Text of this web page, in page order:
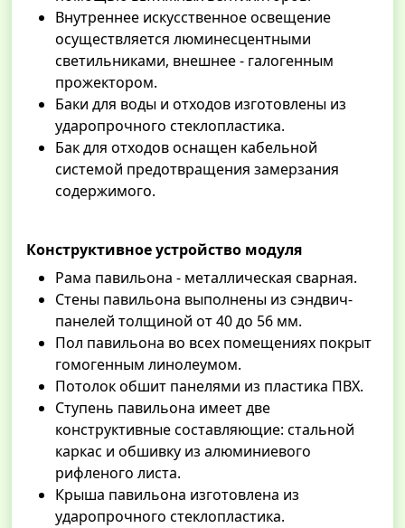
Внутреннее искусственное освещение
осуществляется люминесцентными
светильниками, внешнее - галогенным
прожектором.
Баки для воды и отходов изготовлены из
ударопрочного стеклопластика.
Бак для отходов оснащен кабельной
системой предотвращения замерзания
содержимого.
Конструктивное устройство модуля
Рама павильона - металлическая сварная.
Стены павильона выполнены из сэндвич-
панелей толщиной от 40 до 56 мм.
Пол павильона во всех помещениях покрыт
гомогенным линолеумом.
Потолок обшит панелями из пластика ПВХ.
Ступень павильона имеет две
конструктивные составляющие: стальной
каркас и обшивку из алюминиевого
рифленого листа.
Крыша павильона изготовлена из
ударопрочного стеклопластика.